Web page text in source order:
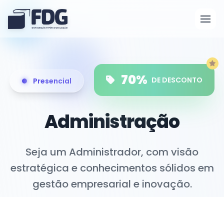
Presencial 70% DE DESCONTO
Administração
Seja um Administrador, com visão
estratégica e conhecimentos sólidos em
gestão empresarial e inovação.